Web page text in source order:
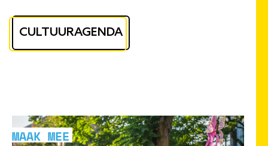
CULTUURAGENDA
Uitgelichte
pagina's
MAAK MEE